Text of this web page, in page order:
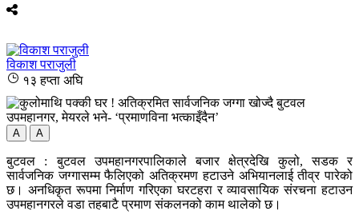
विकाश पराजुली
१३ हप्ता अघि
A A
बुटवल : बुटवल उपमहानगरपालिकाले बजार क्षेत्रदेखि कुलो, सडक र
सार्वजनिक जग्गासम्म फैलिएको अतिक्रमण हटाउने अभियानलाई तीव्र पारेको
छ। अनधिकृत रूपमा निर्माण गरिएका घरटहरा र व्यावसायिक संरचना हटाउन
उपमहानगरले वडा तहबाटै प्रमाण संकलनको काम थालेको छ।